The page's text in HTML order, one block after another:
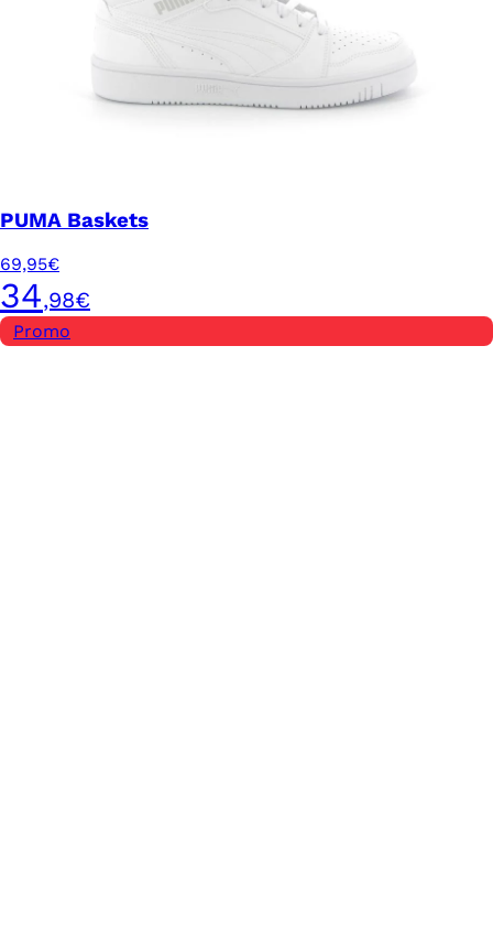
PUMA Baskets
69,95€
34,98€
Promo